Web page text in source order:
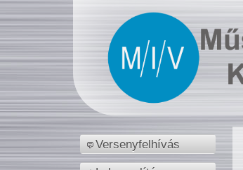
Versenyfelhívás